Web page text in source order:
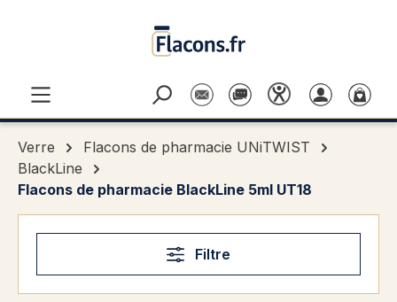
Verre
Flacons de pharmacie UNiTWIST
BlackLine
Flacons de pharmacie BlackLine 5ml UT18
Filtre